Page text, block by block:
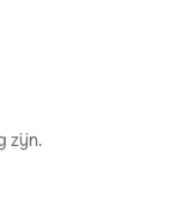
zijn.